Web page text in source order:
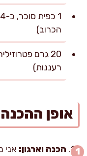
הכרוב)
20 גרם
רעננות)
אופן ההכנה
הכנה וארגון: אני